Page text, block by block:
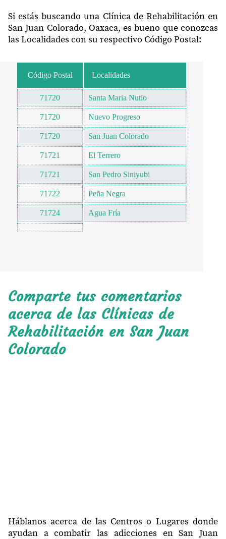
Si estás buscando una Clínica de Rehabilitación en
San Juan Colorado, Oaxaca, es bueno que conozcas
las Localidades con su respectivo Código Postal:
Código Postal Localidades
71720 Santa Maria Nutio
71720 Nuevo Progreso
71720 San Juan Colorado
71721 El Terrero
71721 San Pedro Siniyubi
71722 Peña Negra
71724 Agua Fría
Comparte tus comentarios
acerca de las Clínicas de
Rehabilitación en San Juan
Colorado
Háblanos acerca de las Centros o Lugares donde
ayudan a combatir las adicciones en San Juan